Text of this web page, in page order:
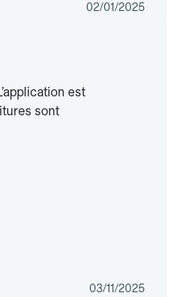
02/01/2025
est
sont
03/11/2025